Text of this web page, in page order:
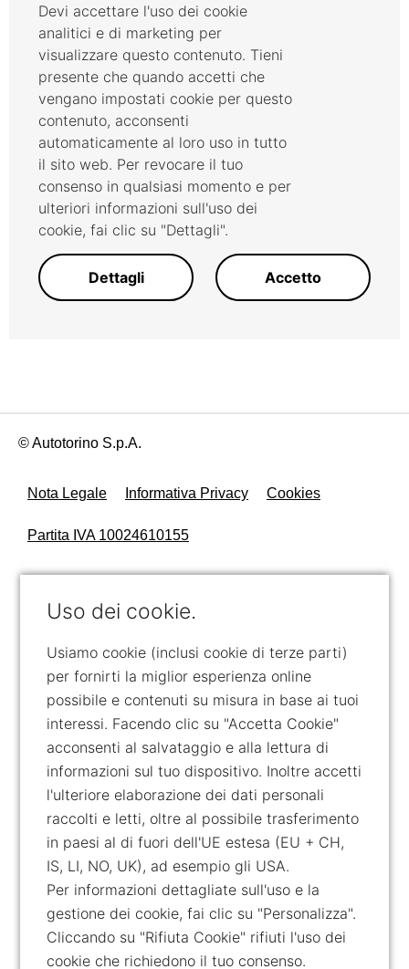
Uso dei cookie.
Usiamo cookie (inclusi cookie di terze parti)
per fornirti la miglior esperienza online
possibile e contenuti su misura in base ai tuoi
interessi. Facendo clic su "Accetta Cookie"
acconsenti al salvataggio e alla lettura di
informazioni sul tuo dispositivo. Inoltre accetti
l'ulteriore elaborazione dei dati personali
raccolti e letti, oltre al possibile trasferimento
in paesi al di fuori dell'UE estesa (EU + CH,
IS, LI, NO, UK), ad esempio gli USA.
Per informazioni dettagliate sull'uso e la
gestione dei cookie, fai clic su "Personalizza".
Cliccando su "Rifiuta Cookie" rifiuti l'uso dei
cookie che richiedono il tuo consenso.
Devi accettare l'uso dei cookie
analitici e di marketing per
visualizzare questo contenuto. Tieni
presente che quando accetti che
vengano impostati cookie per questo
contenuto, acconsenti
automaticamente al loro uso in tutto
il sito web. Per revocare il tuo
consenso in qualsiasi momento e per
ulteriori informazioni sull'uso dei
cookie, fai clic su "Dettagli".
Dettagli Accetto
© Autotorino S.p.A.
Nota Legale Informativa Privacy Cookies
Partita IVA 10024610155